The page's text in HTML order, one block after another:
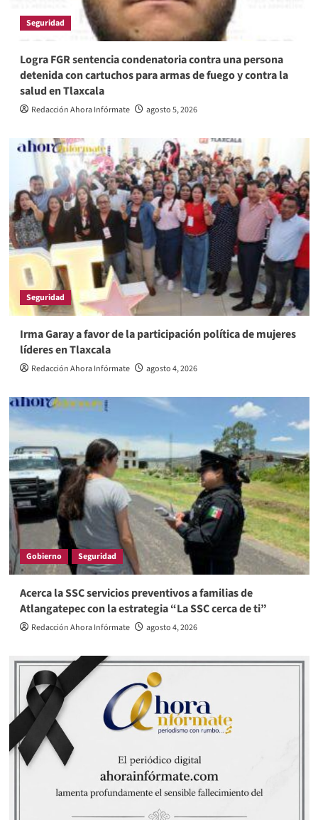
Seguridad
Logra FGR sentencia condenatoria contra una persona
detenida con cartuchos para armas de fuego y contra la
salud en Tlaxcala
Redacción Ahora Infórmate agosto 5, 2026
Seguridad
Irma Garay a favor de la participación política de mujeres
líderes en Tlaxcala
Redacción Ahora Infórmate agosto 4, 2026
Gobierno Seguridad
Acerca la SSC servicios preventivos a familias de
Atlangatepec con la estrategia “La SSC cerca de ti”
Redacción Ahora Infórmate agosto 4, 2026